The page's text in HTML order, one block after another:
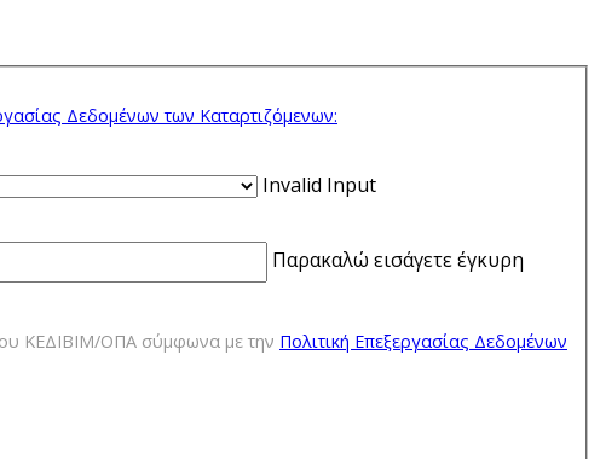
Δεδομένων των Kαταρτιζόμενων:
Invalid Input
Παρακαλώ εισάγετε έγκυρη
ΚΕΔΙΒΙΜ/ΟΠΑ σύμφωνα με την Πολιτική Επεξεργασίας Δεδομένων